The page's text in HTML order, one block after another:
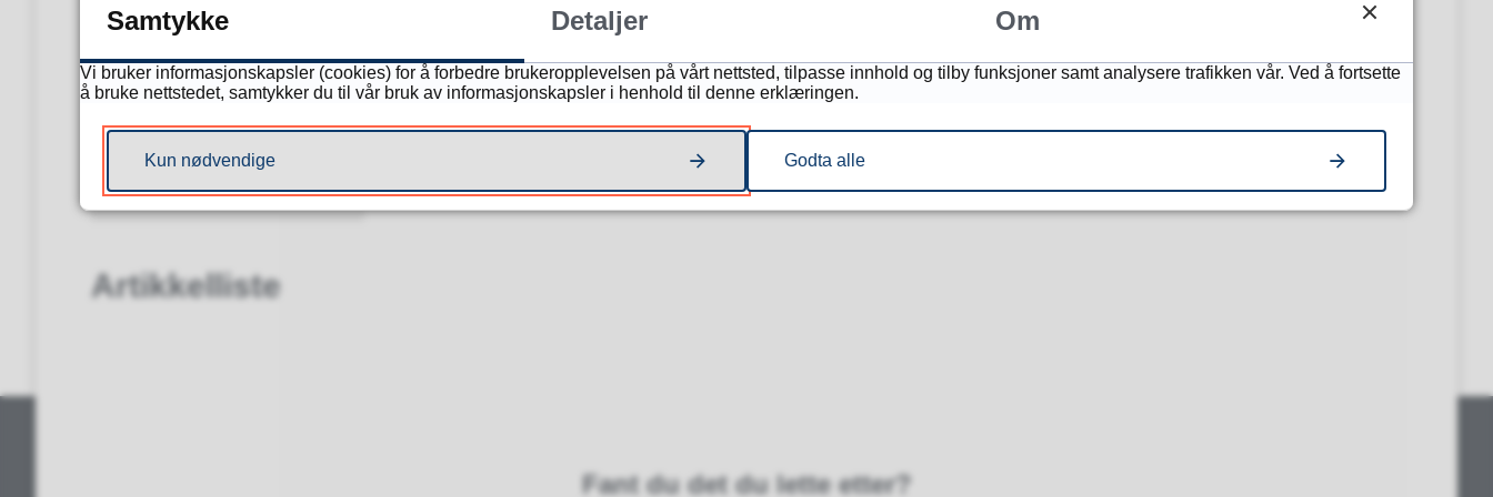
Les mer om VærMed-prosjektet.
Sist endret 01.10.2025 13.45
Artikkelliste
Fant du det du lette etter?
Samtykke Detaljer Om
Vi bruker informasjonskapsler (cookies) for å forbedre brukeropplevelsen på vårt nettsted, tilpasse innhold og tilby funksjoner samt analysere trafikken vår. Ved å fortsette
å bruke nettstedet, samtykker du til vår bruk av informasjonskapsler i henhold til denne erklæringen.
Kun nødvendige Godta alle